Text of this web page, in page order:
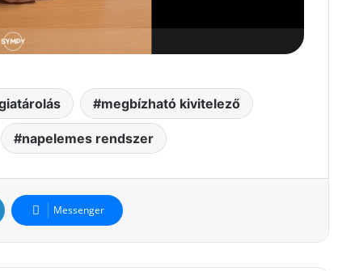
megbízható kivitelező
napelemes rendszer
Messenger